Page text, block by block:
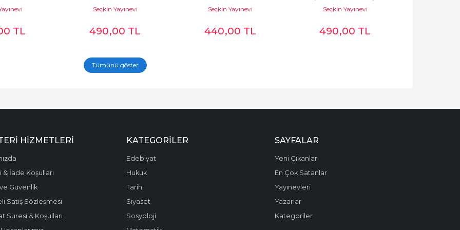
TL
Seçkin Yayınevi
490,00 TL
Seçkin Yayınevi
440,00 TL
Seçkin Yayınevi
490,00 TL
Tümünü göster
HIZMETLERI
& İade Koşulları
Güvenlik
Satış Sözleşmesi
Süresi & Koşulları
KATEGORILER
Edebiyat
Hukuk
Tarih
Siyaset
Sosyoloji
SAYFALAR
Yeni Çıkanlar
En Çok Satanlar
Yayınevleri
Yazarlar
Kategoriler